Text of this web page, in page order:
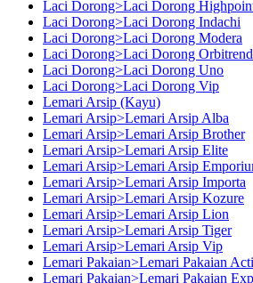
Laci Dorong>Laci Dorong
Laci Dorong>Laci Dorong Indachi
Laci Dorong>Laci Dorong Modera
Laci Dorong>Laci Dorong Orbitrend
Laci Dorong>Laci Dorong Uno
Laci Dorong>Laci Dorong Vip
Lemari Arsip (Kayu)
Lemari Arsip>Lemari Arsip Alba
Lemari Arsip>Lemari Arsip Brother
Lemari Arsip>Lemari Arsip Elite
Lemari Arsip>Lemari Arsip
Lemari Arsip>Lemari Arsip Importa
Lemari Arsip>Lemari Arsip Kozure
Lemari Arsip>Lemari Arsip Lion
Lemari Arsip>Lemari Arsip Tiger
Lemari Arsip>Lemari Arsip Vip
Lemari Pakaian>Lemari Pakaian
Lemari Pakaian>Lemari Pakaian